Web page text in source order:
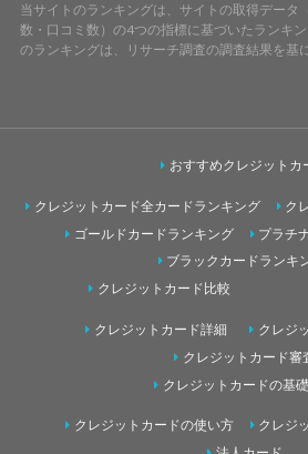
当サイトのランキングは、サイトの取得データ
数・口コミ数）の4つの指標に基づいたランキ
のランキングは、リサーチ調査の調査結果を基
おすすめクレジットカ
クレジットカード全カードランキング
ク
ゴールドカードランキング
プラチ
ブラックカードランキ
クレジットカード比較
クレジットカード詳細
クレジ
クレジットカード審
クレジットカードの基
クレジットカードの使い方
クレジ